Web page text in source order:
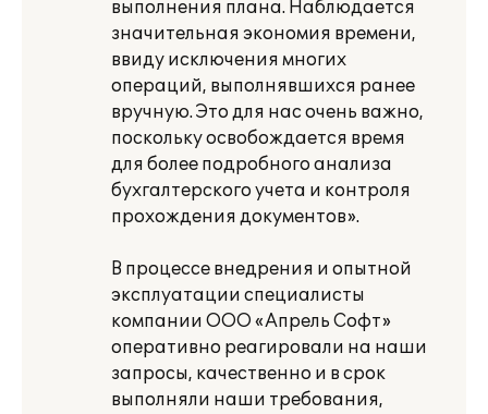
выполнения плана. Наблюдается
значительная экономия времени,
ввиду исключения многих
операций, выполнявшихся ранее
вручную. Это для нас очень важно,
поскольку освобождается время
для более подробного анализа
бухгалтерского учета и контроля
прохождения документов».
В процессе внедрения и опытной
эксплуатации специалисты
компании ООО «Апрель Софт»
оперативно реагировали на наши
запросы, качественно и в срок
выполняли наши требования,